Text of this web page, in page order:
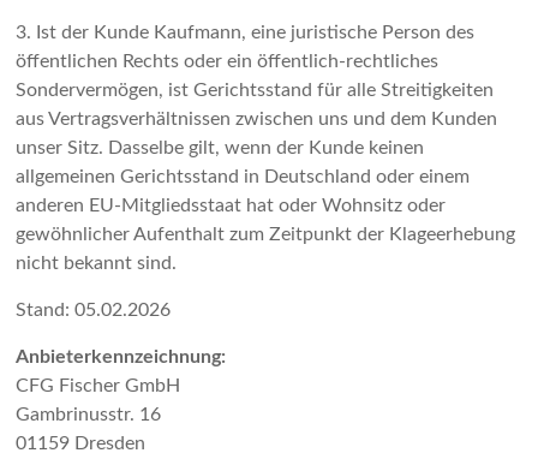
3. Ist der Kunde Kaufmann, eine juristische Person des
öffentlichen Rechts oder ein öffentlich-rechtliches
Sondervermögen, ist Gerichtsstand für alle Streitigkeiten
aus Vertragsverhältnissen zwischen uns und dem Kunden
unser Sitz. Dasselbe gilt, wenn der Kunde keinen
allgemeinen Gerichtsstand in Deutschland oder einem
anderen EU-Mitgliedsstaat hat oder Wohnsitz oder
gewöhnlicher Aufenthalt zum Zeitpunkt der Klageerhebung
nicht bekannt sind.
Stand: 05.02.2026
Anbieterkennzeichnung:
CFG Fischer GmbH
Gambrinusstr. 16
01159 Dresden